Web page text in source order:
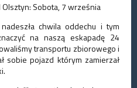
Sobota, 7 września
chwila oddechu i tym
na naszą eskapadę 24
transportu zbiorowego i
sobie pojazd którym zamierzał